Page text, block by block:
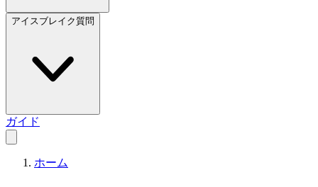
アイスブレイク質問
ガイド
ホーム